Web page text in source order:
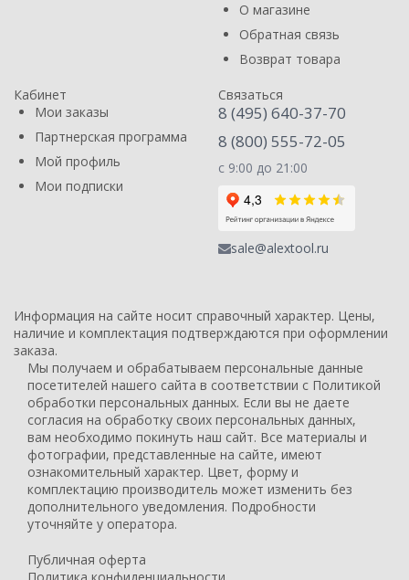
О магазине
Обратная связь
Возврат товара
Кабинет
Мои заказы
Партнерская программа
Мой профиль
Мои подписки
Связаться
8 (495) 640-37-70
8 (800) 555-72-05
с 9:00 до 21:00
sale@alextool.ru
Информация на сайте носит справочный характер. Цены,
наличие и комплектация подтверждаются при оформлении
заказа.
Мы получаем и обрабатываем персональные данные
посетителей нашего сайта в соответствии с Политикой
обработки персональных данных. Если вы не даете
согласия на обработку своих персональных данных,
вам необходимо покинуть наш сайт. Все материалы и
фотографии, представленные на сайте, имеют
ознакомительный характер. Цвет, форму и
комплектацию производитель может изменить без
дополнительного уведомления. Подробности
уточняйте у оператора.
Публичная оферта